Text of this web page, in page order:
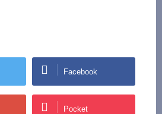
Facebook
Pocket